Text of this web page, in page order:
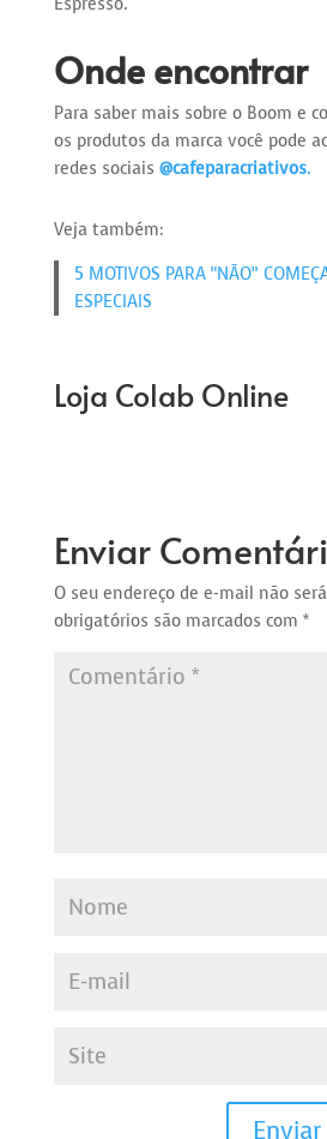
Onde encontrar
Para saber mais sobre o Boom e
os produtos da marca você pode
redes sociais @cafeparacriativos.
Veja também:
5 MOTIVOS PARA “NÃO”
ESPECIAIS
Loja Colab Online
Enviar
O seu endereço de e-mail não
obrigatórios são marcados com *